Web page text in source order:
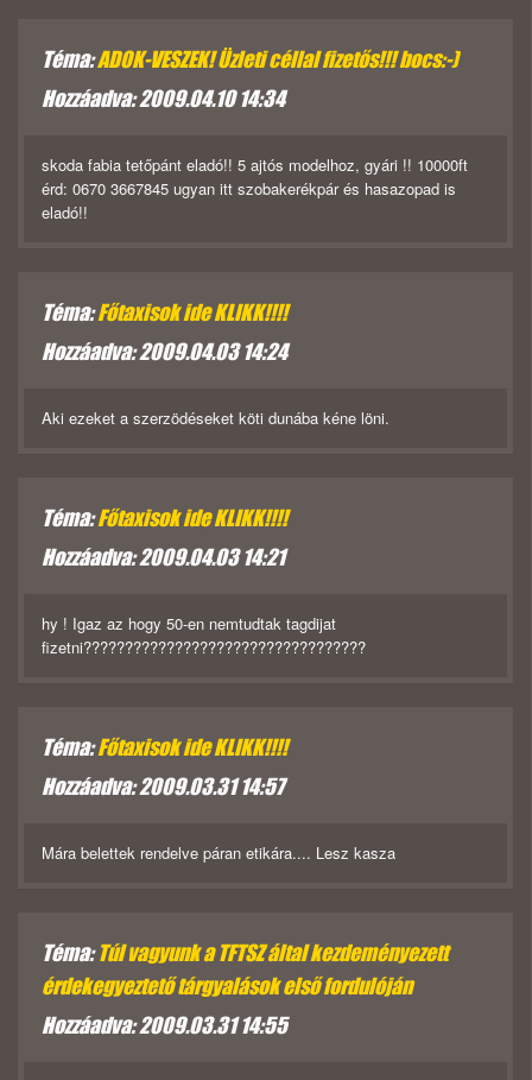
Téma:ADOK-VESZEK! Üzleti céllal fizetős!!! bocs:-)
Hozzáadva: 2009.04.10 14:34
skoda fabia tetőpánt eladó!! 5 ajtós modelhoz, gyári !! 10000ft
érd: 0670 3667845 ugyan itt szobakerékpár és hasazopad is
eladó!!
Téma:Főtaxisok ide KLIKK!!!!
Hozzáadva: 2009.04.03 14:24
Aki ezeket a szerzödéseket köti dunába kéne löni.
Téma:Főtaxisok ide KLIKK!!!!
Hozzáadva: 2009.04.03 14:21
hy ! Igaz az hogy 50-en nemtudtak tagdijat
fizetni??????????????????????????????????
Téma:Főtaxisok ide KLIKK!!!!
Hozzáadva: 2009.03.31 14:57
Mára belettek rendelve páran etikára.... Lesz kasza
Téma:Túl vagyunk a TFTSZ által kezdeményezett
érdekegyeztető tárgyalások első fordulóján
Hozzáadva: 2009.03.31 14:55